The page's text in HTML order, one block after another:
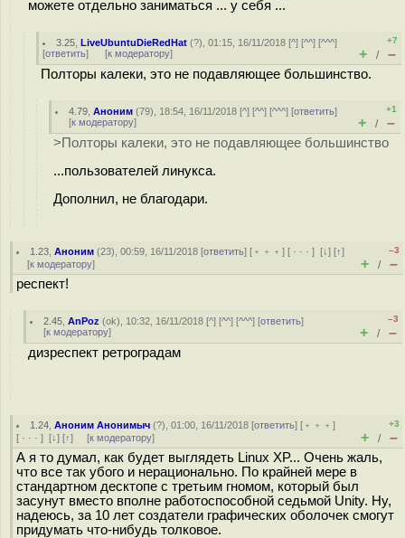
можете отдельно заниматься ... у себя ...
3.25 ,LiveUbuntuDieRedHat (?), 01:15, 16/11/2018 [^] [^^] [^^^]
[ответить] [к модератору]
+7
+ / –
Полторы калеки, это не подавляющее большинство.
4.79 ,Аноним (79), 18:54, 16/11/2018 [^] [^^] [^^^] [ответить]
[к модератору]
+1
+ / –
>Полторы калеки, это не подавляющее большинство
...пользователей линукса.
Дополнил, не благодари.
1.23 ,Аноним (23), 00:59, 16/11/2018 [ответить] [ ﹢﹢﹢] [ · · ·][↓] [↑]
[к модератору]
–3
+ / –
респект!
2.45 ,AnPoz (ok), 10:32, 16/11/2018 [^] [^^] [^^^] [ответить]
[к модератору]
–3
+ / –
дизреспект ретроградам
1.24 ,Аноним Анонимыч (?), 01:00, 16/11/2018 [ответить] [ ﹢﹢﹢]
[ · · · ] [↓] [↑] [к модератору]
+3
+ / –
А я то думал, как будет выглядеть Linux XP... Очень жаль,
что все так убого и нерационально. По крайней мере в
стандартном десктопе с третьим гномом, который был
засунут вместо вполне работоспособной седьмой Unity. Ну,
надеюсь, за 10 лет создатели графических оболочек смогут
придумать что-нибудь толковое.